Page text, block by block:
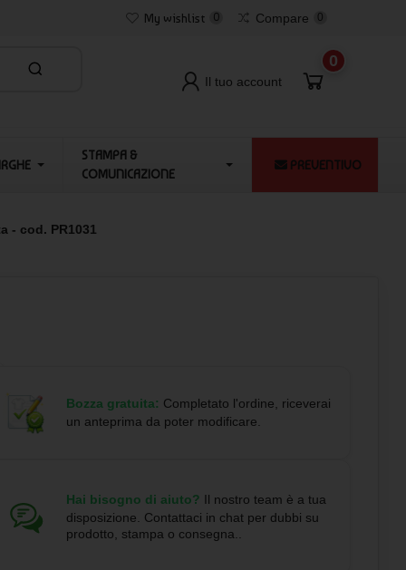
My wishlist 0 Compare 0
Il tuo account
0
STAMPA &
COMUNICAZIONE
PREVENTIVO
- cod. PR1031
Bozza gratuita: Completato l'ordine, riceverai
un anteprima da poter modificare.
Hai bisogno di aiuto? Il nostro team è a tua
disposizione. Contattaci in chat per dubbi su
prodotto, stampa o consegna..